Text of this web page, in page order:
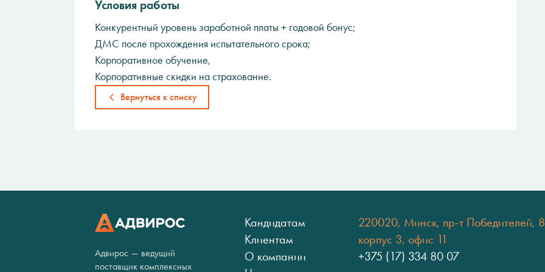
Условия работы
Конкурентный уровень заработной платы + годовой бонус;
ДМС после прохождения испытательного срока;
Корпоративное обучение,
Корпоративные скидки на страхование.
Вернуться к списку
Адвирос — ведущий
поставщик комплексных
Кандидатам
Клиентам
О компании
220020, Минск, пр-т Победителей,
корпус 3, офис 11
+375 (17) 334 80 07